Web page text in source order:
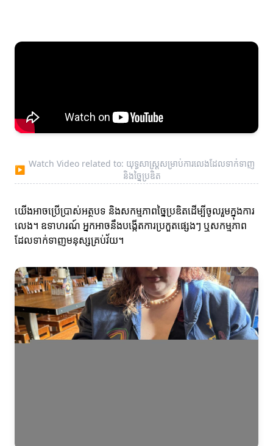
▶
Watch Video related to: យុទ្ធសាស្ត្រសម្រាប់ការលេងដែលទាក់ទាញ
និងច្នៃប្រឌិត
យើងអាចប្រើប្រាស់អត្ថបទ និងសកម្មភាពច្នៃប្រឌិតដើម្បីចូលរួមក្នុងការ
លេង។ ឧទាហរណ៍ អ្នកអាចនឹងបង្កើតការប្រកួតផ្សេងៗ ឬសកម្មភាព
ដែលទាក់ទាញមនុស្សគ្រប់វ័យ។